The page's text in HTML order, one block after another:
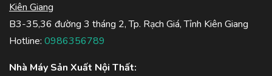
Kiên Giang
B3-35,36 đường 3 tháng 2, Tp. Rạch Giá, Tỉnh Kiên Giang
Hotline: 0986356789
Nhà Máy Sản Xuất Nội Thất: